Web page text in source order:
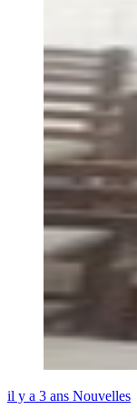
il y a 3 ans Nouvelles